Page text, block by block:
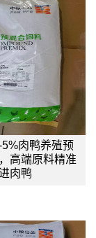
肉鸭养殖预
高端原料精准
肉鸭